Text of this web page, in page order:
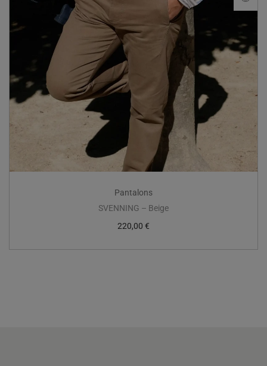
Pantalons
SVENNING – Beige
220,00 €